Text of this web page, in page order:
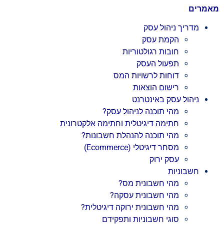
מאמרים
מדריך ניהול עסק
הקמת עסק
חובות רגולטוריות
תפעול העסק
דוחות לרשויות המס
רישום הוצאות
ניהול עסק באינטרנט
מהי תוכנה לניהול עסק?
חתימה דיגיטלית וחתימה אלקטרונית
מהי תוכנה להנהלת חשבונות?
מסחר דיגיטלי (Ecommerce)
עסק ירוק
חשבוניות
מהי חשבונית מס?
מהי חשבונית עסקה?
מהי חשבונית ירוקה דיגיטלית?
סוגי חשבוניות ותפקידם